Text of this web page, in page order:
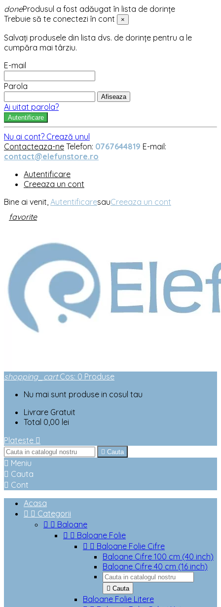
doneProdusul a fost adăugat în lista de dorințe
Trebuie să te conectezi în cont
×
Salvați produsele din lista dvs. de dorințe pentru a le
cumpăra mai târziu.
E-mail
Parola
Afiseaza
Ai uitat parola?
Autentificare
Nu ai cont? Crează unul
Contacteaza-ne Telefon: 0767644819 E-mail:
contact@elefunstore.ro
Autentificare
Creeaza un cont
Bine ai venit, AutentificaresauCreeaza un cont
favorite
shopping_cart Cos: 0 Produse
Nu mai sunt produse in cosul tau
Livrare Gratuit
Total 0,00 lei
Plateste 
 Cauta
 Meniu
 Cauta
 Cont
Acasa
  Categorii
  Baloane
  Baloane Folie
  Baloane Folie Cifre
Baloane Cifre 100 cm (40 inch)
Baloane Cifre 40 cm (16 inch)
 Cauta
Baloane Folie Litere